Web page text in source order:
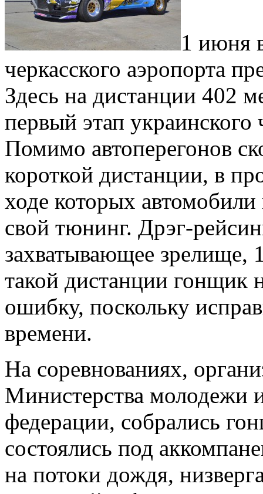
1 июня
черкасского аэропорта
Здесь на дистанции 402
первый этап
Помимо автоперегонов
короткой дистанции, в
ходе которых
свой тюнинг. Дрэг-
захватывающее зрелище,
такой дистанции гонщик
ошибку, поскольку
времени.
На соревнованиях,
Министерства молодежи
федерации, собрались
состоялись под
на потоки дождя,